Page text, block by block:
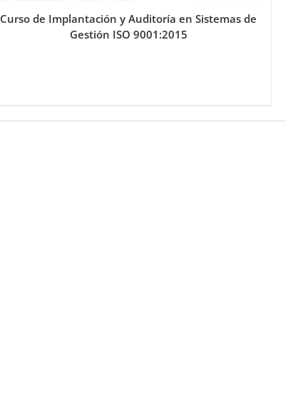
Curso de Implantación y Auditoría en Sistemas de
Gestión ISO 9001:2015